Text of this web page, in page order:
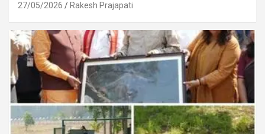
27/05/2026 Rakesh Prajapati